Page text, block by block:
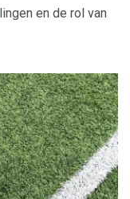
en de rol van